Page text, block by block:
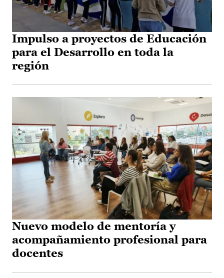
Impulso a proyectos de Educación
para el Desarrollo en toda la
región
Nuevo modelo de mentoría y
acompañamiento profesional para
docentes